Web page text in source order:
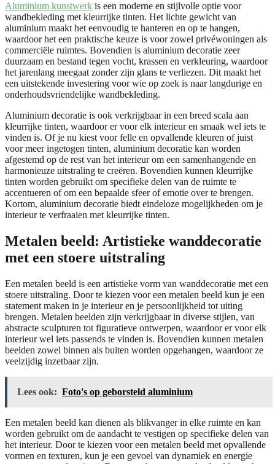
Aluminium kunstwerk is een moderne en stijlvolle optie voor
wandbekleding met kleurrijke tinten. Het lichte gewicht van
aluminium maakt het eenvoudig te hanteren en op te hangen,
waardoor het een praktische keuze is voor zowel privéwoningen als
commerciële ruimtes. Bovendien is aluminium decoratie zeer
duurzaam en bestand tegen vocht, krassen en verkleuring, waardoor
het jarenlang meegaat zonder zijn glans te verliezen. Dit maakt het
een uitstekende investering voor wie op zoek is naar langdurige en
onderhoudsvriendelijke wandbekleding.
Aluminium decoratie is ook verkrijgbaar in een breed scala aan
kleurrijke tinten, waardoor er voor elk interieur en smaak wel iets te
vinden is. Of je nu kiest voor felle en opvallende kleuren of juist
voor meer ingetogen tinten, aluminium decoratie kan worden
afgestemd op de rest van het interieur om een samenhangende en
harmonieuze uitstraling te creëren. Bovendien kunnen kleurrijke
tinten worden gebruikt om specifieke delen van de ruimte te
accentueren of om een bepaalde sfeer of emotie over te brengen.
Kortom, aluminium decoratie biedt eindeloze mogelijkheden om je
interieur te verfraaien met kleurrijke tinten.
Metalen beeld: Artistieke wanddecoratie
met een stoere uitstraling
Een metalen beeld is een artistieke vorm van wanddecoratie met een
stoere uitstraling. Door te kiezen voor een metalen beeld kun je een
statement maken in je interieur en je persoonlijkheid tot uiting
brengen. Metalen beelden zijn verkrijgbaar in diverse stijlen, van
abstracte sculpturen tot figuratieve ontwerpen, waardoor er voor elk
interieur wel iets passends te vinden is. Bovendien kunnen metalen
beelden zowel binnen als buiten worden opgehangen, waardoor ze
veelzijdig inzetbaar zijn.
Lees ook: Foto's op geborsteld aluminium
Een metalen beeld kan dienen als blikvanger in elke ruimte en kan
worden gebruikt om de aandacht te vestigen op specifieke delen van
het interieur. Door te kiezen voor een metalen beeld met opvallende
vormen en texturen, kun je een gevoel van dynamiek en energie